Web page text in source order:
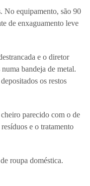
No equipamento, são 90
de enxaguamento leve
e o diretor
bandeja de metal.
os restos
parecido com o de
e o tratamento
roupa doméstica.